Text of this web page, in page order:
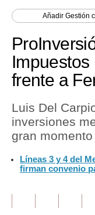
Economía
Mercados
Política
Tu Dinero
Finanzas
Inmobiliarias
AñadirGestión
Impuestos
frente a
Luis Del
inversiones
gran
Líneas 3 y 4 del
firman convenio